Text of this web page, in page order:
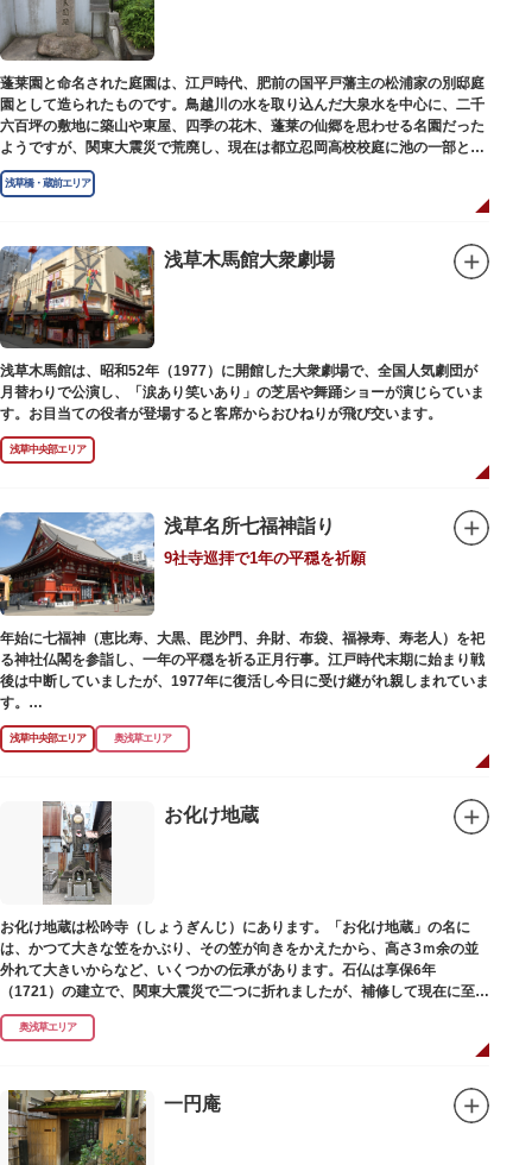
蓬莱園と命名された庭園は、江戸時代、肥前の国平戸藩主の松浦家の別邸庭
園として造られたものです。鳥越川の水を取り込んだ大泉水を中心に、二千
六百坪の敷地に築山や東屋、四季の花木、蓬莱の仙郷を思わせる名園だった
ようですが、関東大震災で荒廃し、現在は都立忍岡高校校庭に池の一部と都
指定の天然記念物の大イチョウを残すのみです。
浅草橋・蔵前エリア
浅草木馬館大衆劇場
浅草木馬館は、昭和52年（1977）に開館した大衆劇場で、全国人気劇団が
月替わりで公演し、「涙あり笑いあり」の芝居や舞踊ショーが演じらていま
す。お目当ての役者が登場すると客席からおひねりが飛び交います。
浅草中央部エリア
浅草名所七福神詣り
9社寺巡拝で1年の平穏を祈願
年始に七福神（恵比寿、大黒、毘沙門、弁財、布袋、福禄寿、寿老人）を祀
る神社仏閣を参詣し、一年の平穏を祈る正月行事。江戸時代末期に始まり戦
後は中断していましたが、1977年に復活し今日に受け継がれ親しまれていま
す。
浅草名所七福神の特徴は福禄寿、寿老人が2社ずつあり、巡る社寺が9ヶ所あ
るところ。九は数の究み、鳩と言う字にも使われていて、鳩は「集まる」と
絵馬をつけ、色紙・福絵に御朱印をいただきながら巡拝しましょう。
江戸文化発祥の地といわれる浅草には、観音様の境内を中心として広く各所
に名所・旧跡があります。七福神をめぐる途中、これらの名跡も訪ねながら
江戸文化の面影を偲んでみてはいかがでしょうか。
御利益にあやかりながらの散策は、福徳と心の安らぎを与えてくれることで
しょう。
浅草中央部エリア 奥浅草エリア
お化け地蔵
お化け地蔵は松吟寺（しょうぎんじ）にあります。「お化け地蔵」の名に
は、かつて大きな笠をかぶり、その笠が向きをかえたから、高さ3ｍ余の並
外れて大きいからなど、いくつかの伝承があります。石仏は享保6年
（1721）の建立で、関東大震災で二つに折れましたが、補修して現在に至っ
ています。常夜灯は、寛政2年（1790）に建てられました。
奥浅草エリア
一円庵